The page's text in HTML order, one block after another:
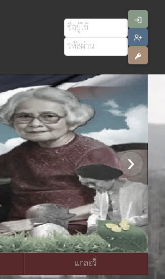
แกลอรี่